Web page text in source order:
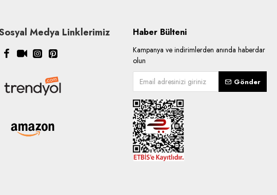
Medya Linklerimiz Haber Bülteni
Kampanya ve indirimlerden anında haberdar
olun
Gönder